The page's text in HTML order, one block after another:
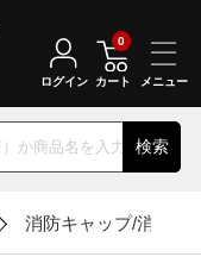
検索
ログイン カート
0
消防キャップ/消防帽